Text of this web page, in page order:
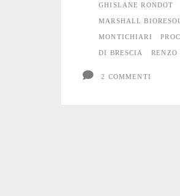
Green
Hill
GHISLANE RONDOT
MARSHALL
MONTICHIARI
DI BRESCIA RENZO
2 COMMENTI